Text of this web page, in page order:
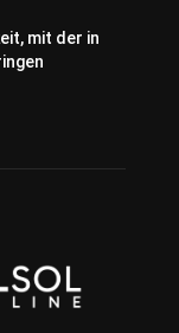
mit der in